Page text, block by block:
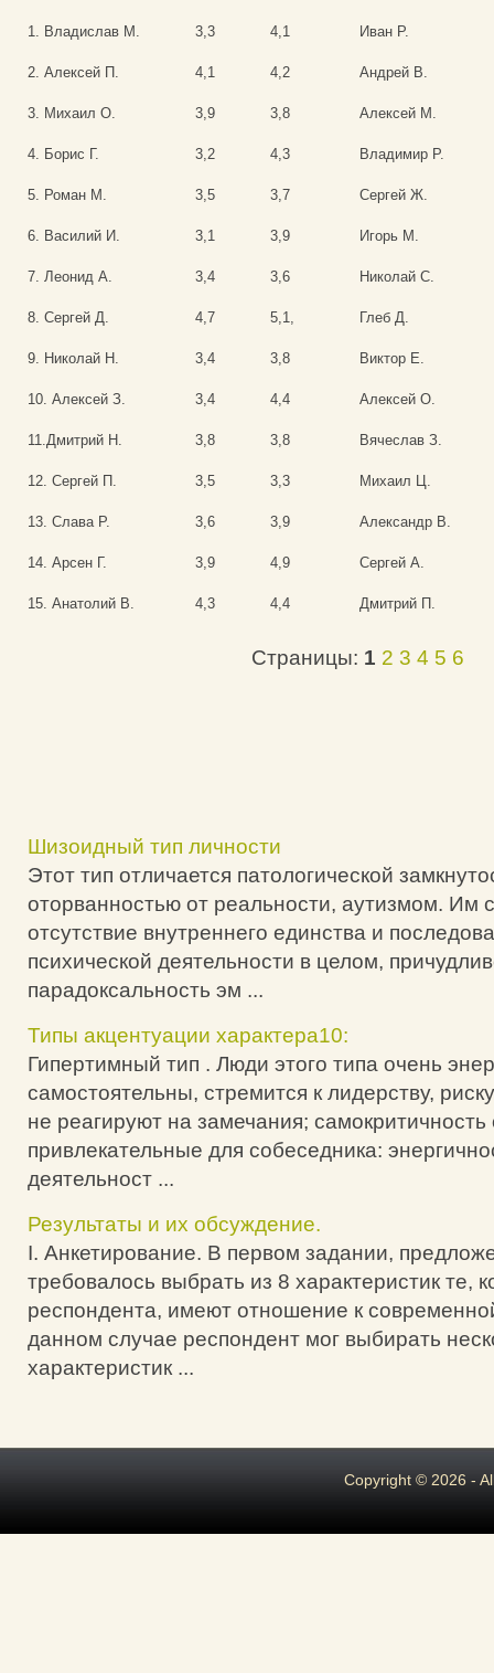
1. Владислав М. 3,3 4,1 Иван Р.
2. Алексей П. 4,1 4,2 Андрей В.
3. Михаил О. 3,9 3,8 Алексей М.
4. Борис Г. 3,2 4,3 Владимир Р.
5. Роман М. 3,5 3,7 Сергей Ж.
6. Василий И. 3,1 3,9 Игорь М.
7. Леонид А. 3,4 3,6 Николай С.
8. Сергей Д. 4,7 5,1, Глеб Д.
9. Николай Н. 3,4 3,8 Виктор Е.
10. Алексей З. 3,4 4,4 Алексей О.
11.Дмитрий Н. 3,8 3,8 Вячеслав З.
12. Сергей П. 3,5 3,3 Михаил Ц.
13. Слава Р. 3,6 3,9 Александр В.
14. Арсен Г. 3,9 4,9 Сергей А.
15. Анатолий В. 4,3 4,4 Дмитрий П.
Страницы: 1 2 3 4 5 6
Шизоидный тип личности
Этот тип отличается патологической
оторванностью от реальности, аутизмом. Им
отсутствие внутреннего единства и
психической деятельности в целом,
парадоксальность эм ...
Типы акцентуации характера10:
Гипертимный тип . Люди этого типа очень
самостоятельны, стремится к лидерству,
не реагируют на замечания; самокритичность
привлекательные для собеседника:
деятельност ...
Результаты и их обсуждение.
I. Анкетирование. В первом задании,
требовалось выбрать из 8 характеристик те,
респондента, имеют отношение к
данном случае респондент мог выбирать
характеристик ...
Copyright © 2026 -